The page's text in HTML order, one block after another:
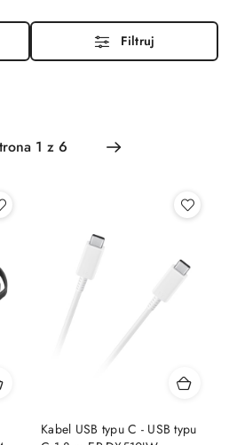
Filtruj
Kabel USB typu C - USB typu